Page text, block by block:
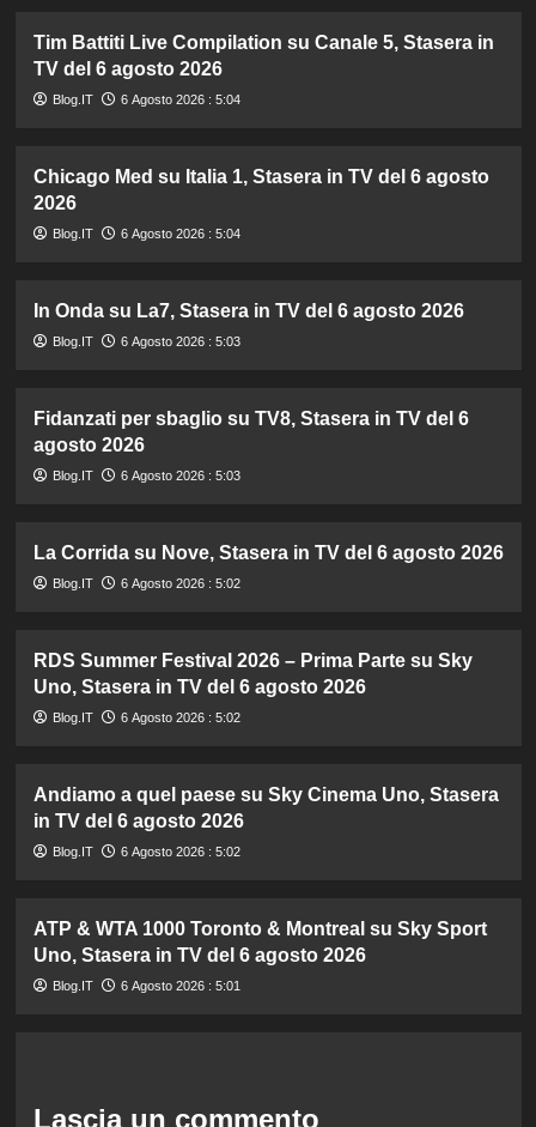
Tim Battiti Live Compilation su Canale 5, Stasera in
TV del 6 agosto 2026
Blog.IT 6 Agosto 2026 : 5:04
Chicago Med su Italia 1, Stasera in TV del 6 agosto
2026
Blog.IT 6 Agosto 2026 : 5:04
In Onda su La7, Stasera in TV del 6 agosto 2026
Blog.IT 6 Agosto 2026 : 5:03
Fidanzati per sbaglio su TV8, Stasera in TV del 6
agosto 2026
Blog.IT 6 Agosto 2026 : 5:03
La Corrida su Nove, Stasera in TV del 6 agosto 2026
Blog.IT 6 Agosto 2026 : 5:02
RDS Summer Festival 2026 – Prima Parte su Sky
Uno, Stasera in TV del 6 agosto 2026
Blog.IT 6 Agosto 2026 : 5:02
Andiamo a quel paese su Sky Cinema Uno, Stasera
in TV del 6 agosto 2026
Blog.IT 6 Agosto 2026 : 5:02
ATP & WTA 1000 Toronto & Montreal su Sky Sport
Uno, Stasera in TV del 6 agosto 2026
Blog.IT 6 Agosto 2026 : 5:01
Lascia un commento